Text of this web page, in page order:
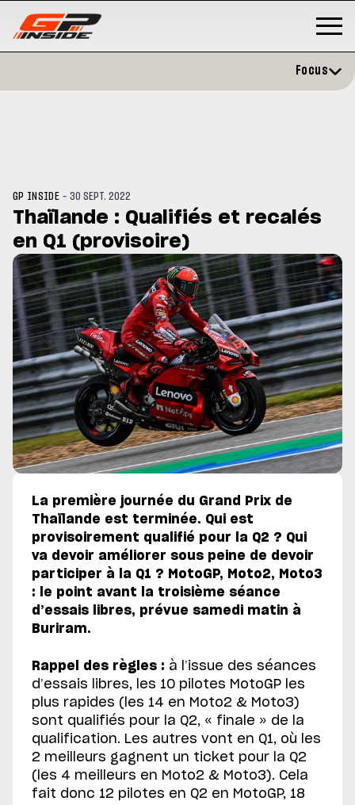
: Horaires et
du GP de Grande-
MOTO GP
Zarco évite l'opération et vise
retour en septembre
Focus
GP INSIDE -30 SEPT. 2022
Thaïlande : Qualifiés et recalés
en Q1 (provisoire)
La première journée du Grand Prix de
Thaïlande est terminée. Qui est
provisoirement qualifié pour la Q2 ? Qui
va devoir améliorer sous peine de devoir
participer à la Q1 ? MotoGP, Moto2, Moto3
: le point avant la troisième séance
d’essais libres, prévue samedi matin à
Buriram.
Rappel des règles : à l’issue des séances
d’essais libres, les 10 pilotes MotoGP les
plus rapides (les 14 en Moto2 & Moto3)
sont qualifiés pour la Q2, « finale » de la
qualification. Les autres vont en Q1, où les
2 meilleurs gagnent un ticket pour la Q2
(les 4 meilleurs en Moto2 & Moto3). Cela
fait donc 12 pilotes en Q2 en MotoGP, 18